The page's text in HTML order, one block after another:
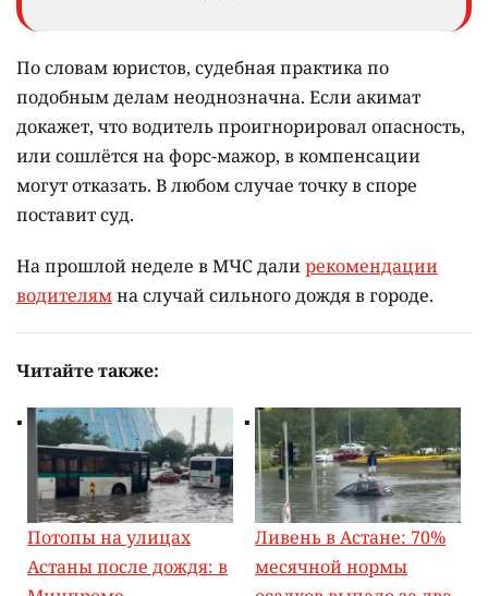
По словам юристов, судебная практика по
подобным делам неоднозначна. Если акимат
докажет, что водитель проигнорировал опасность,
или сошлётся на форс-мажор, в компенсации
могут отказать. В любом случае точку в споре
поставит суд.
На прошлой неделе в МЧС далирекомендации
водителямна случай сильного дождя в городе.
Читайте также:
Потопы на улицах
Астаны после дождя: в
Ливень в Астане: 70%
месячной нормы